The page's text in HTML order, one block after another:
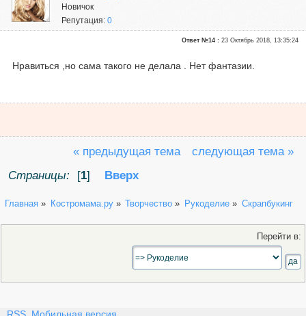
Новичок
Репутация:0
Ответ №14 :23 Октябрь 2018, 13:35:24
Нравиться ,но сама такого не делала . Нет фантазии.
« предыдущая тема
следующая тема »
Страницы:
[1] Вверх
Главная » Костромама.ру» Творчество » Рукоделие» Скрапбукинг
Перейти в: